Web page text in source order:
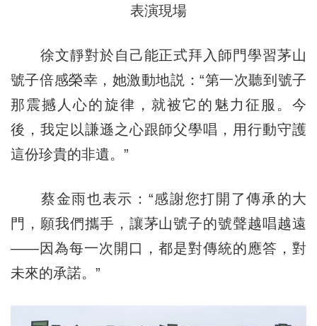
表演現場
徐文靜對於自己能正式拜入師門學習茅山
號子倍感榮幸，她激動地説：“第一次聽到號子
那震撼人心的旋律，就被它的魅力征服。今
後，我定以謙遜之心跟師父學唱，用行動守護
這份珍貴的非遺。”
蔡金雨也表示：“感謝您打開了傳承的大
門，願我們攜手，讓茅山號子的號聲越唱越遠
——因為每一次開口，都是對傳統的應答，對
未來的承諾。”